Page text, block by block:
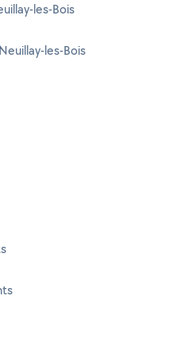
les-Bois
les-Bois